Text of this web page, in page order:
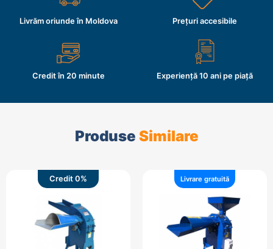
Livrăm oriunde în Moldova Prețuri accesibile
Credit în 20 minute Experiență 10 ani pe piață
Produse Similare
Credit 0% Livrare gratuită